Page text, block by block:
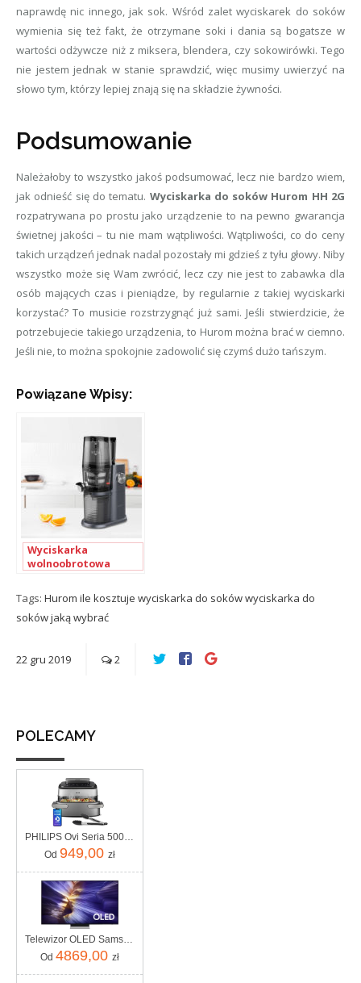
naprawdę nic innego, jak sok. Wśród zalet wyciskarek do soków
wymienia się też fakt, że otrzymane soki i dania są bogatsze w
wartości odżywcze niż z miksera, blendera, czy sokowirówki. Tego
nie jestem jednak w stanie sprawdzić, więc musimy uwierzyć na
słowo tym, którzy lepiej znają się na składzie żywności.
Podsumowanie
Należałoby to wszystko jakoś podsumować, lecz nie bardzo wiem,
jak odnieść się do tematu. Wyciskarka do soków Hurom HH 2G
rozpatrywana po prostu jako urządzenie to na pewno gwarancja
świetnej jakości – tu nie mam wątpliwości. Wątpliwości, co do ceny
takich urządzeń jednak nadal pozostały mi gdzieś z tyłu głowy. Niby
wszystko może się Wam zwrócić, lecz czy nie jest to zabawka dla
osób mających czas i pieniądze, by regularnie z takiej wyciskarki
korzystać? To musicie rozstrzygnąć już sami. Jeśli stwierdzicie, że
potrzebujecie takiego urządzenia, to Hurom można brać w ciemno.
Jeśli nie, to można spokojnie zadowolić się czymś dużo tańszym.
Powiązane Wpisy:
Wyciskarka
wolnoobrotowa
Tags: Hurom ile kosztuje wyciskarka do sokówwyciskarka do
soków jaką wybrać
22 gru 2019 2
POLECAMY
PHILIPS Ovi Seria 5000 Ultra Megabasket NA565/02
Od 949,00 zł
Telewizor OLED Samsung QE65S90FATXXH 65 cali 4K UHD
Od 4869,00 zł